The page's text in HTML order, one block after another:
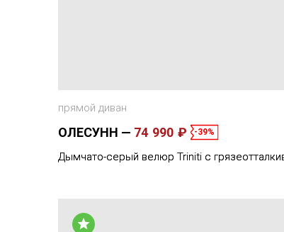
прямой диван
ОЛЕСУНН 74 990 ₽ -39%
Дымчато-серый велюр Triniti с